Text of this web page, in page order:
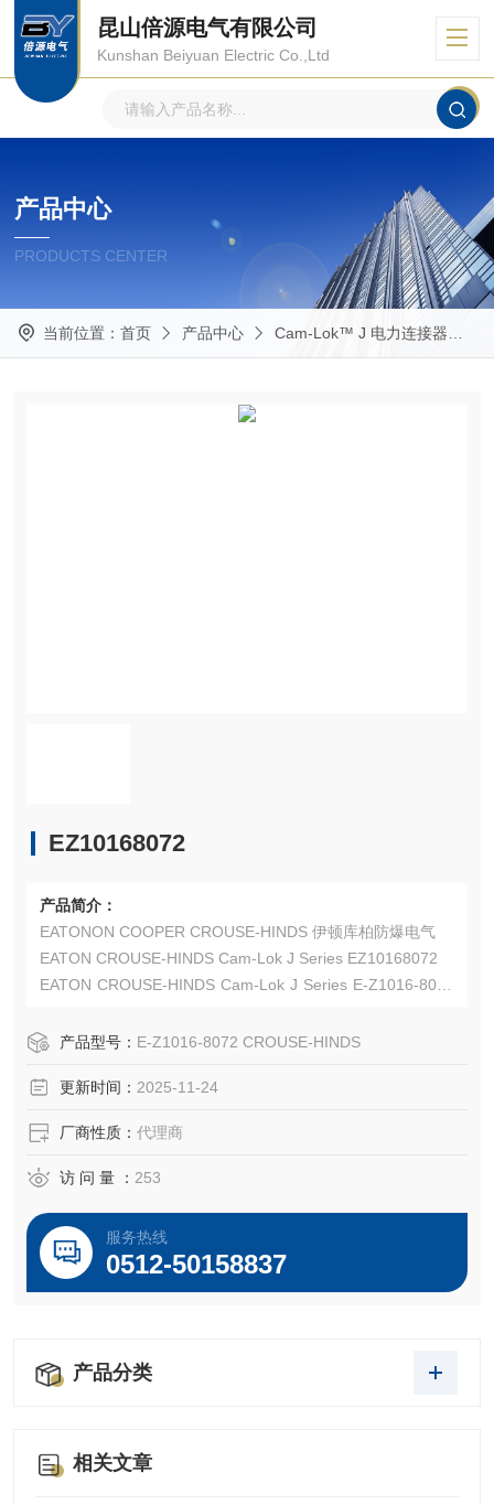
昆山倍源电气有限公司
Kunshan Beiyuan Electric Co.,Ltd
产品中心
PRODUCTS CENTER
当前位置： 首页 产品中心 Cam-Lok™ J 电力连接器
EZ10168072
产品简介：
EATONON COOPER CROUSE-HINDS 伊顿库柏防爆电气
EATON CROUSE-HINDS Cam-Lok J Series EZ10168072
EATON CROUSE-HINDS Cam-Lok J Series E-Z1016-8072
EATON CROUSE-HINDS 总代理-Kunshan Beiyuan Electric
产品型号： E-Z1016-8072 CROUSE-HINDS
更新时间： 2025-11-24
厂商性质： 代理商
访 问 量 ： 253
服务热线
0512-50158837
产品分类
相关文章